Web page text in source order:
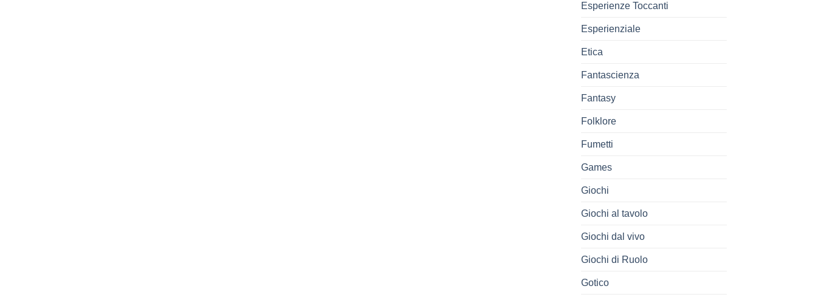
Esperienze Toccanti
Esperienziale
Etica
Fantascienza
Fantasy
Folklore
Fumetti
Games
Giochi
Giochi al tavolo
Giochi dal vivo
Giochi di Ruolo
Gotico